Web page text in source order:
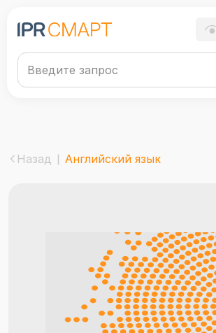
Назад Английский язык